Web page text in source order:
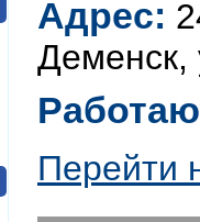
Адрес:
Деменск,
Перейти